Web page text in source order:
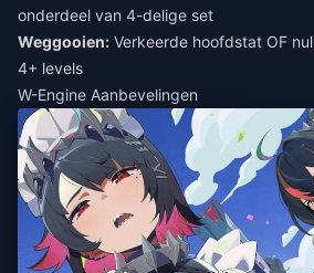
Weggooien: Verkeerde hoofdstat OF
4+ levels
W-Engine Aanbevelingen